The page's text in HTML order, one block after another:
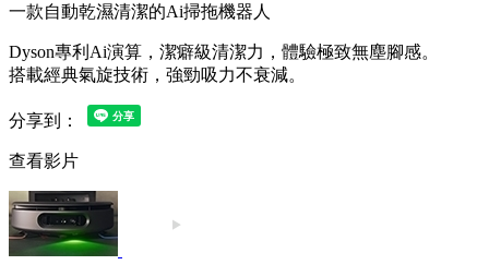
一款自動乾濕清潔的Ai掃拖機器人
Dyson專利Ai演算，潔癖級清潔力，體驗極致無塵腳感。
搭載經典氣旋技術，強勁吸力不衰減。
分享到：
查看影片